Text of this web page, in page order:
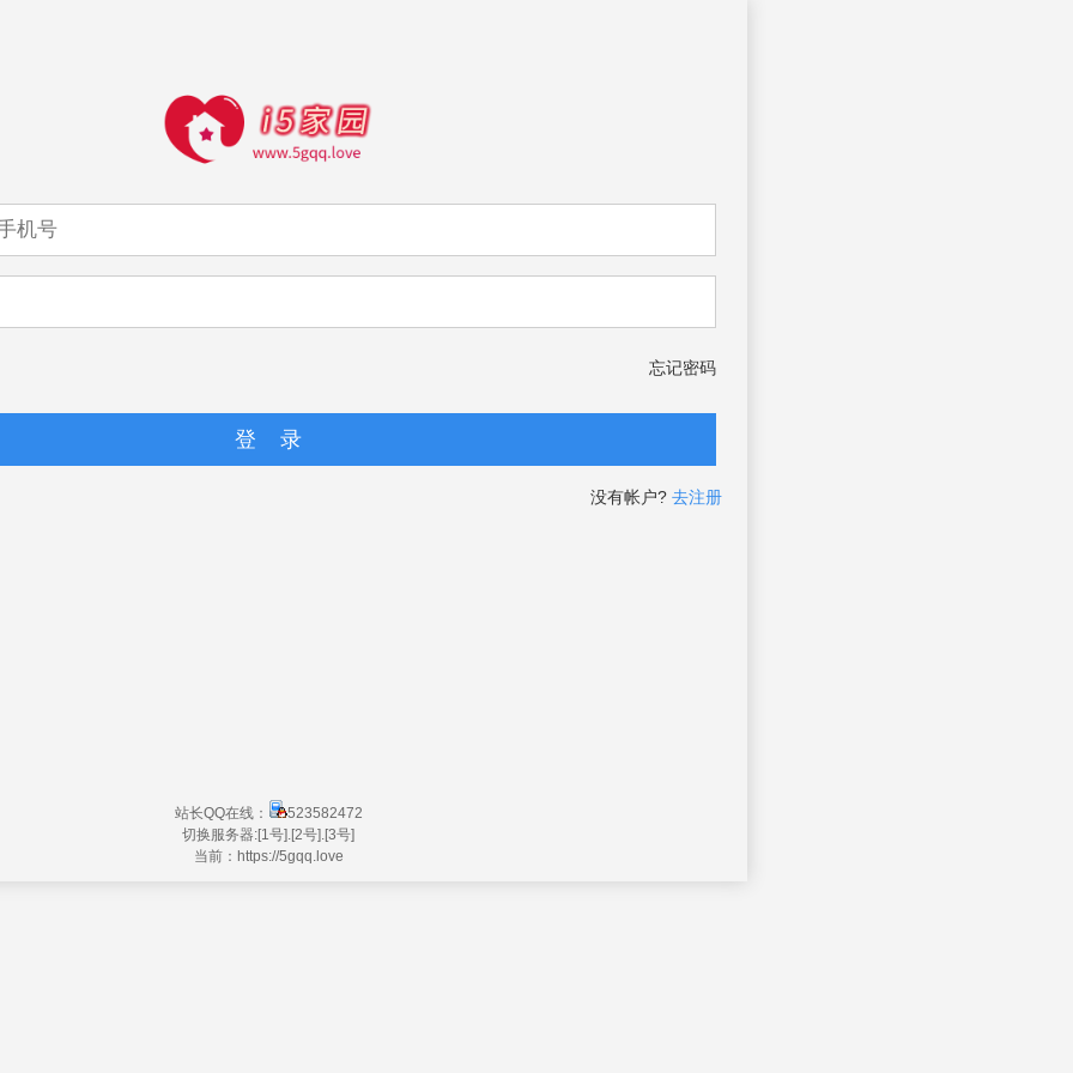
忘记密码
没有帐户? 去注册
站长QQ在线：
523582472
切换服务器:[1号] [2号] [3号]
当前：https://5gqq.love